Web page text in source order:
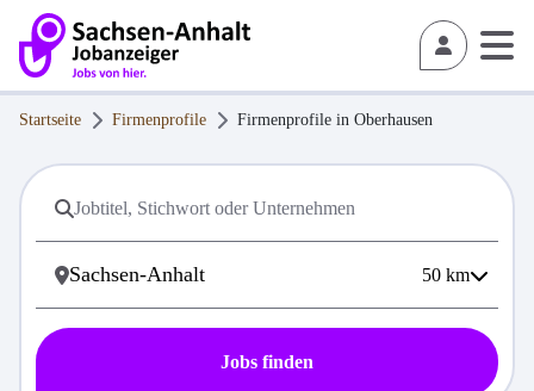
Startseite Firmenprofile Firmenprofile in Oberhausen
50 km
Jobs finden